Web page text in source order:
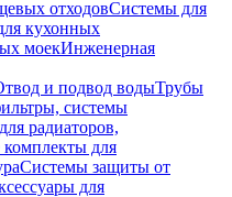
отходовСистемы для
кухонных
моекИнженерная
и подвод водыТрубы
системы
радиаторов,
для
Системы защиты от
для